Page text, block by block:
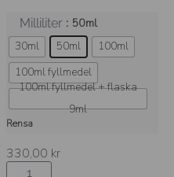
Milliliter : 50ml
30ml 50ml
100ml
100ml fyllmedel
100ml fyllmedel + flaska
9ml
Rensa
330,00 kr